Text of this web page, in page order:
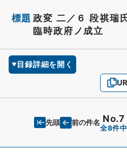
標題 政変 二／６ 段祺瑞
臨時政府ノ成立
目録詳細を開く
先頭 前の件名 No.7
全8件